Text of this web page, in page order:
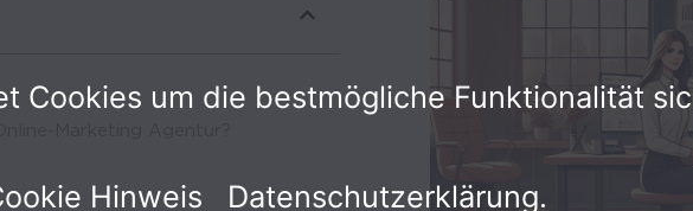
Cookies um die bestmögliche Funktionalität
Hinweis Datenschutzerklärung.